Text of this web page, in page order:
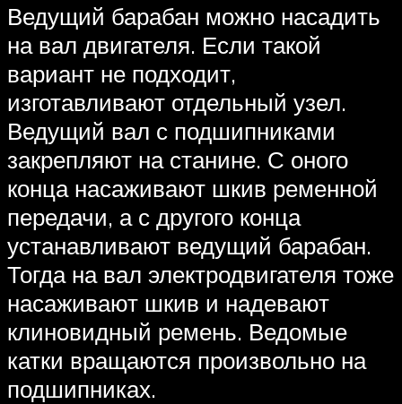
Ведущий барабан можно насадить
на вал двигателя. Если такой
вариант не подходит,
изготавливают отдельный узел.
Ведущий вал с подшипниками
закрепляют на станине. С оного
конца насаживают шкив ременной
передачи, а с другого конца
устанавливают ведущий барабан.
Тогда на вал электродвигателя тоже
насаживают шкив и надевают
клиновидный ремень. Ведомые
катки вращаются произвольно на
подшипниках.